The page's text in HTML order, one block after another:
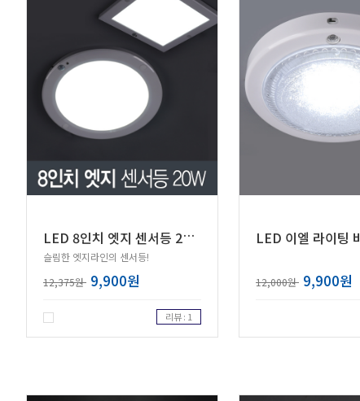
L
ED 8인치 엣지 센서등 20W 보급형 (원형/사각)
슬림한 엣지라인의 센서등!
12,375원 9,900원
리뷰 : 1
12,000원 9,900원